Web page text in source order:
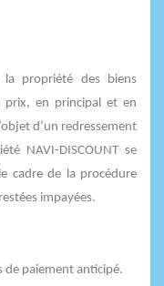
la propriété des biens
prix, en principal et en
d’un redressement
NAVI-DISCOUNT se
cadre de la procédure
impayées.
de paiement anticipé.